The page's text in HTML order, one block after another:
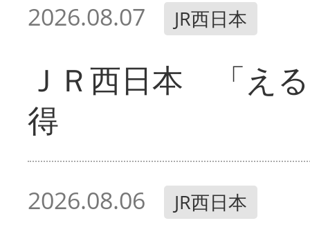
2026.08.07 JR西日本
ＪＲ西日本 「え
得
2026.08.06 JR西日本